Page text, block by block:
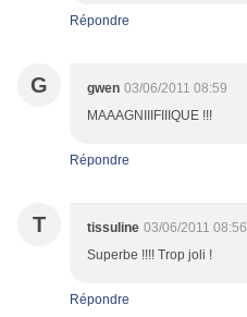
Répondre
G gwen 03/06/2011 08:59
MAAAGNIIIFIIIQUE !!!
Répondre
T tissuline 03/06/2011 08:56
Superbe !!!! Trop joli !
Répondre